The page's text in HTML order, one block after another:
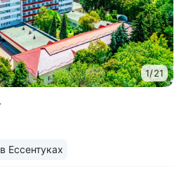
1/21
в Ессентуках